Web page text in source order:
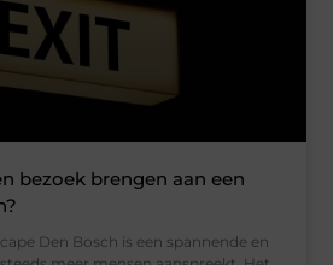
bezoek brengen aan een
Den Bosch is een spannende en